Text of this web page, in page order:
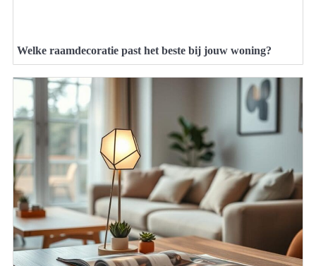
Welke raamdecoratie past het beste bij jouw woning?